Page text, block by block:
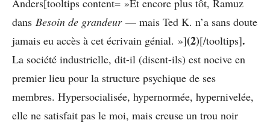
Anders[tooltips content= »Et encore plus tôt, Ramuz
dans Besoin de grandeur— mais Ted K. n’a sans doute
jamais eu accès à cet écrivain génial. »](2)[/tooltips].
La société industrielle, dit-il (disent-ils) est nocive en
premier lieu pour la structure psychique de ses
membres. Hypersocialisée, hypernormée, hypernivelée,
elle ne satisfait pas le moi, mais creuse un trou noir